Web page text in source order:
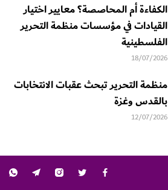
الكفاءة أم المحاصصة؟ معايير اختيار
القيادات في مؤسسات منظمة التحرير
الفلسطينية
18/07/2026
منظمة التحرير تبحث عقبات الانتخابات
بالقدس وغزة
12/07/2026